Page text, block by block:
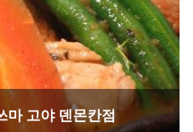
마 고야 덴몬칸점